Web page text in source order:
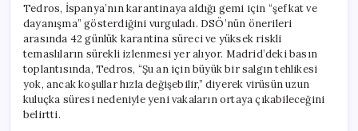
Tedros, İspanya’nın karantinaya aldığı gemi için “şefkat ve
dayanışma” gösterdiğini vurguladı. DSÖ’nün önerileri
arasında 42 günlük karantina süreci ve yüksek riskli
temaslıların sürekli izlenmesi yer alıyor. Madrid’deki basın
toplantısında, Tedros, “Şu an için büyük bir salgın tehlikesi
yok, ancak koşullar hızla değişebilir,” diyerek virüsün uzun
kuluçka süresi nedeniyle yeni vakaların ortaya çıkabileceğini
belirtti.